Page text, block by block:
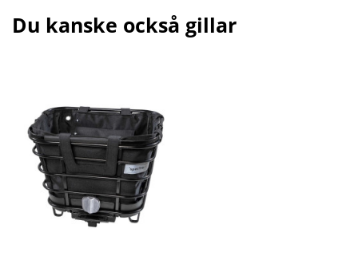
Du kanske också gillar